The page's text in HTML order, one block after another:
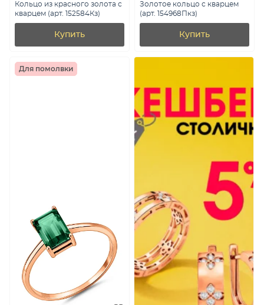
Кольцо из красного золота с
кварцем (арт. 152584Кз)
Купить
Золотое кольцо с кварцем
(арт. 154968Пкз)
Купить
Для помолвки